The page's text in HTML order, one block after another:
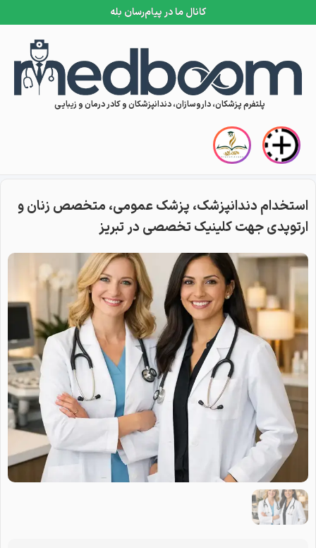
کانال ما در پیام‌رسان بله
Skip to content
پلتفرم پزشکان، داروسازان، دندانپزشکان و کادر درمان و زیبایی
استخدام دندانپزشک، پزشک عمومی، متخصص زنان و
ارتوپدی جهت کلینیک تخصصی در تبریز